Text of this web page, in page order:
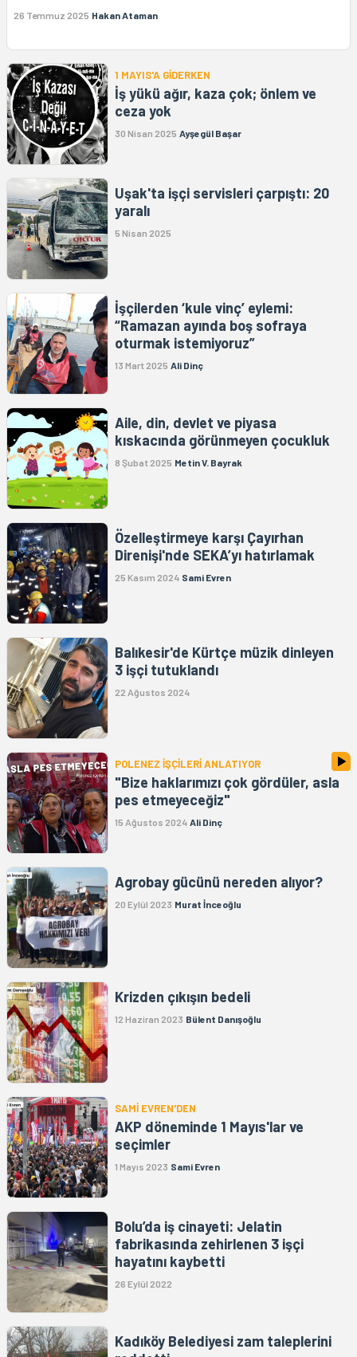
26 Temmuz 2025 Hakan Ataman
1 MAYIS'A GİDERKEN
İş yükü ağır, kaza çok; önlem ve
ceza yok
30 Nisan 2025 Ayşegül Başar
Uşak'ta işçi servisleri çarpıştı: 20
yaralı
5 Nisan 2025
İşçilerden ‘kule vinç’ eylemi:
“Ramazan ayında boş sofraya
oturmak istemiyoruz”
13 Mart 2025 Ali Dinç
Aile, din, devlet ve piyasa
kıskacında görünmeyen çocukluk
8 Şubat 2025 Metin V. Bayrak
Özelleştirmeye karşı Çayırhan
Direnişi'nde SEKA’yı hatırlamak
25 Kasım 2024 Sami Evren
Balıkesir'de Kürtçe müzik dinleyen
3 işçi tutuklandı
22 Ağustos 2024
POLENEZ İŞÇİLERİ ANLATIYOR
"Bize haklarımızı çok gördüler, asla
pes etmeyeceğiz"
15 Ağustos 2024 Ali Dinç
Agrobay gücünü nereden alıyor?
20 Eylül 2023 Murat İnceoğlu
Krizden çıkışın bedeli
12 Haziran 2023 Bülent Danışoğlu
SAMİ EVREN'DEN
AKP döneminde 1 Mayıs'lar ve
seçimler
1 Mayıs 2023 Sami Evren
Bolu’da iş cinayeti: Jelatin
fabrikasında zehirlenen 3 işçi
hayatını kaybetti
26 Eylül 2022
Kadıköy Belediyesi zam taleplerini